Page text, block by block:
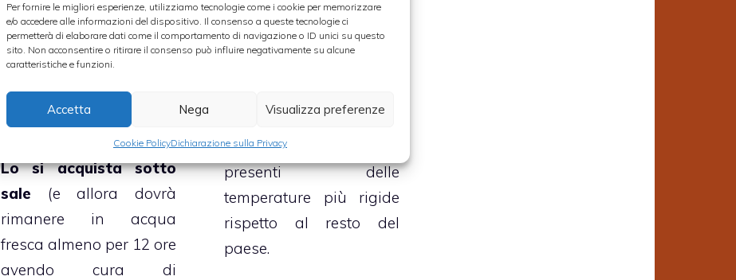
Per fornire le migliori esperienze, utilizziamo tecnologie come i cookie per memorizzare
e/o accedere alle informazioni del dispositivo. Il consenso a queste tecnologie ci
permetterà di elaborare dati come il comportamento di navigazione o ID unici su questo
sito. Non acconsentire o ritirare il consenso può influire negativamente su alcune
caratteristiche e funzioni.
Accetta Nega Visualizza preferenze
Cookie PolicyDichiarazione sulla Privacy
presente nella cucina
continentale, grazie alla
facilità con cui si può
conservare anche a
lungo e trasportare.
Lo si acquista sotto
sale (e allora dovrà
rimanere in acqua
fresca almeno per 12 ore
avendo cura di
La polenta Taragna è
forse uno dei piatti più
piatto tipico delle Alpi
dove quindi sono
presenti delle
temperature più rigide
rispetto al resto del
paese.